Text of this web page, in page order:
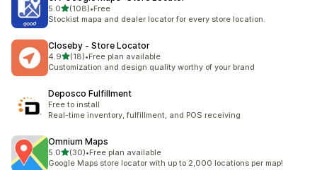
5.05つ星中
(108)
合計レビュー数：108件
•Free
Stockist mapa and dealer locator for every store location.
Closeby ‑ Store Locator
4.95つ星中
(18)
合計レビュー数：18件
•Free plan available
Customization and design quality worthy of your brand
Deposco Fulfillment
Free to install
Real-time inventory, fulfillment, and POS receiving
Omnium Maps
5.05つ星中
(30)
合計レビュー数：30件
•Free plan available
Google Maps store locator with up to 2,000 locations per map!